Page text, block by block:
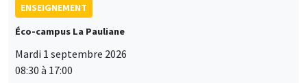
ENSEIGNEMENT
Éco-campus La Pauliane
Mardi 1 septembre 2026
08:30 à 17:00